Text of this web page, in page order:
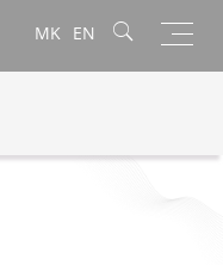
MK EN